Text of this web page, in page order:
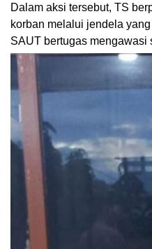
Dalam aksi tersebut, TS
korban melalui jendela
SAUT bertugas mengawasi